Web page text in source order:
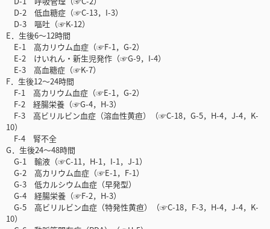
D-2 低血糖症（☞C-13，I-3）
D-3 嘔吐（☞K-12）
E．生後6～12時間
E-1 高カリウム血症（☞F-1，G-2）
E-2 けいれん・新生児発作（☞G-9，I-4）
E-3 高血糖症（☞K-7）
F．生後12～24時間
F-1 高カリウム血症（☞E-1，G-2）
F-2 経腸栄養（☞G-4，H-3）
F-3 高ビリルビン血症（溶血性黄疸）（☞C-18，G-5，H-4，J-4，K-
10）
F-4 腎不全
G．生後24～48時間
G-1 輸液（☞C-11，H-1，I-1，J-1）
G-2 高カリウム血症（☞E-1，F-1）
G-3 低カルシウム血症（早発型）
G-4 経腸栄養（☞F-2，H-3）
G-5 高ビリルビン血症（特発性黄疸）（☞C-18，F-3，H-4，J-4，K-
10）